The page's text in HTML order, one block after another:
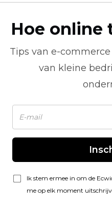
Hoe online
Tips van e-commerce
van kleine
Ik stem ermee in om de
me op elk moment